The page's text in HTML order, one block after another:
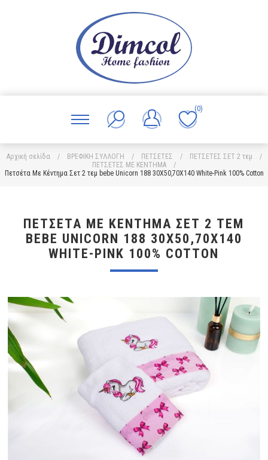
(0)
Αρχική σελίδα / ΒΡΕΦΙΚΗ ΣΥΛΛΟΓΗ / ΠΕΤΣΕΤΕΣ / ΠΕΤΣΕΤΕΣ ΣΕΤ 2 τεμ
/
ΠΕΤΣΕΤΕΣ ΜΕ ΚΕΝΤΗΜΑ
/
Πετσέτα Με Κέντημα Σετ 2 τεμ bebe Unicorn 188 30X50,70X140 White-Pink 100% Cotton
ΠΕΤΣΈΤΑ ΜΕ ΚΈΝΤΗΜΑ ΣΕΤ 2 ΤΕΜ
BEBE UNICORN 188 30X50,70X140
WHITE-PINK 100% COTTON